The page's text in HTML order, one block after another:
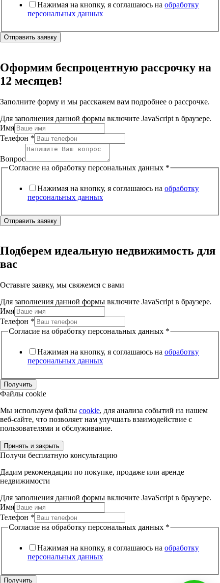
Нажимая на кнопку, я соглашаюсь на обработку
персональных данных
Отправить заявку
Оформим беспроцентную рассрочку на
12 месяцев!
Заполните форму и мы расскажем вам подробнее о рассрочке.
Для заполнения данной формы включите JavaScript в браузере.
Имя
Телефон *
Вопрос
Согласие на обработку персональных данных *
Нажимая на кнопку, я соглашаюсь на обработку
персональных данных
Отправить заявку
Подберем идеальную недвижимость для
вас
Оставьте заявку, мы свяжемся с вами
Для заполнения данной формы включите JavaScript в браузере.
Имя
Телефон *
Согласие на обработку персональных данных *
Нажимая на кнопку, я соглашаюсь на обработку
персональных данных
Получить
Файлы cookie
Мы используем файлы cookie, для анализа событий на нашем
веб-сайте, что позволяет нам улучшать взаимодействие с
пользователями и обслуживание.
Принять и закрыть
Получи бесплатную консультацию
Дадим рекомендации по покупке, продаже или аренде
недвижимости
Для заполнения данной формы включите JavaScript в браузере.
Имя
Телефон *
Согласие на обработку персональных данных *
Нажимая на кнопку, я соглашаюсь на обработку
персональных данных
Получить